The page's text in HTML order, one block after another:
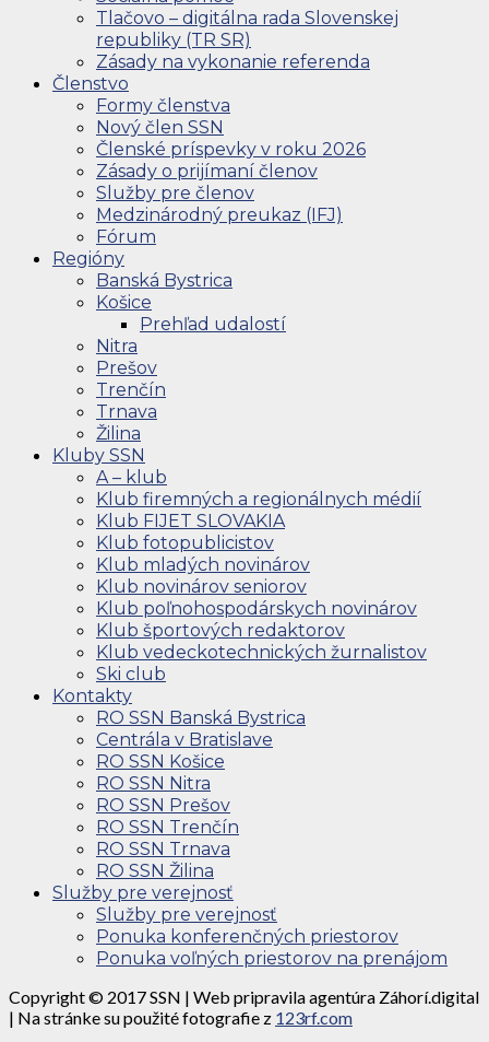
Tlačovo – digitálna rada Slovenskej
republiky (TR SR)
Zásady na vykonanie referenda
Členstvo
Formy členstva
Nový člen SSN
Členské príspevky v roku 2026
Zásady o prijímaní členov
Služby pre členov
Medzinárodný preukaz (IFJ)
Fórum
Regióny
Banská Bystrica
Košice
Prehľad udalostí
Nitra
Prešov
Trenčín
Trnava
Žilina
Kluby SSN
A – klub
Klub firemných a regionálnych médií
Klub FIJET SLOVAKIA
Klub fotopublicistov
Klub mladých novinárov
Klub novinárov seniorov
Klub poľnohospodárskych novinárov
Klub športových redaktorov
Klub vedeckotechnických žurnalistov
Ski club
Kontakty
RO SSN Banská Bystrica
Centrála v Bratislave
RO SSN Košice
RO SSN Nitra
RO SSN Prešov
RO SSN Trenčín
RO SSN Trnava
RO SSN Žilina
Služby pre verejnosť
Služby pre verejnosť
Ponuka konferenčných priestorov
Ponuka voľných priestorov na prenájom
Copyright © 2017 SSN | Web pripravila agentúra Záhorí.digital
| Na stránke su použité fotografie z 123rf.com